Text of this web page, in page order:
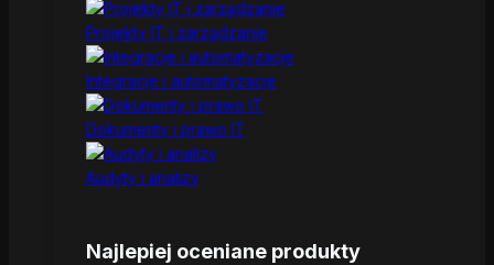
Projekty IT i zarządzanie
Integracje i automatyzacje
Dokumenty i prawo IT
Audyty i analizy
Najlepiej oceniane produkty